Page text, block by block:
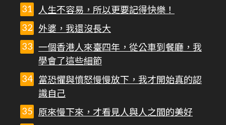
人生不容易，所以更要記得快樂！
外婆，我還沒長大
一個香港人來臺四年，從公車到餐廳，我
學會了這些細節
當恐懼與憤怒慢慢放下，我才開始真的認
識自己
原來慢下來，才看見人與人之間的美好